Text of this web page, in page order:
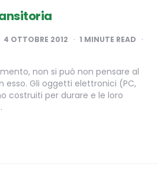
4 OTTOBRE 2012 1 MINUTE READ
non si può non pensare al
esso. Gli oggetti elettronici (PC,
costruiti per durare e le loro